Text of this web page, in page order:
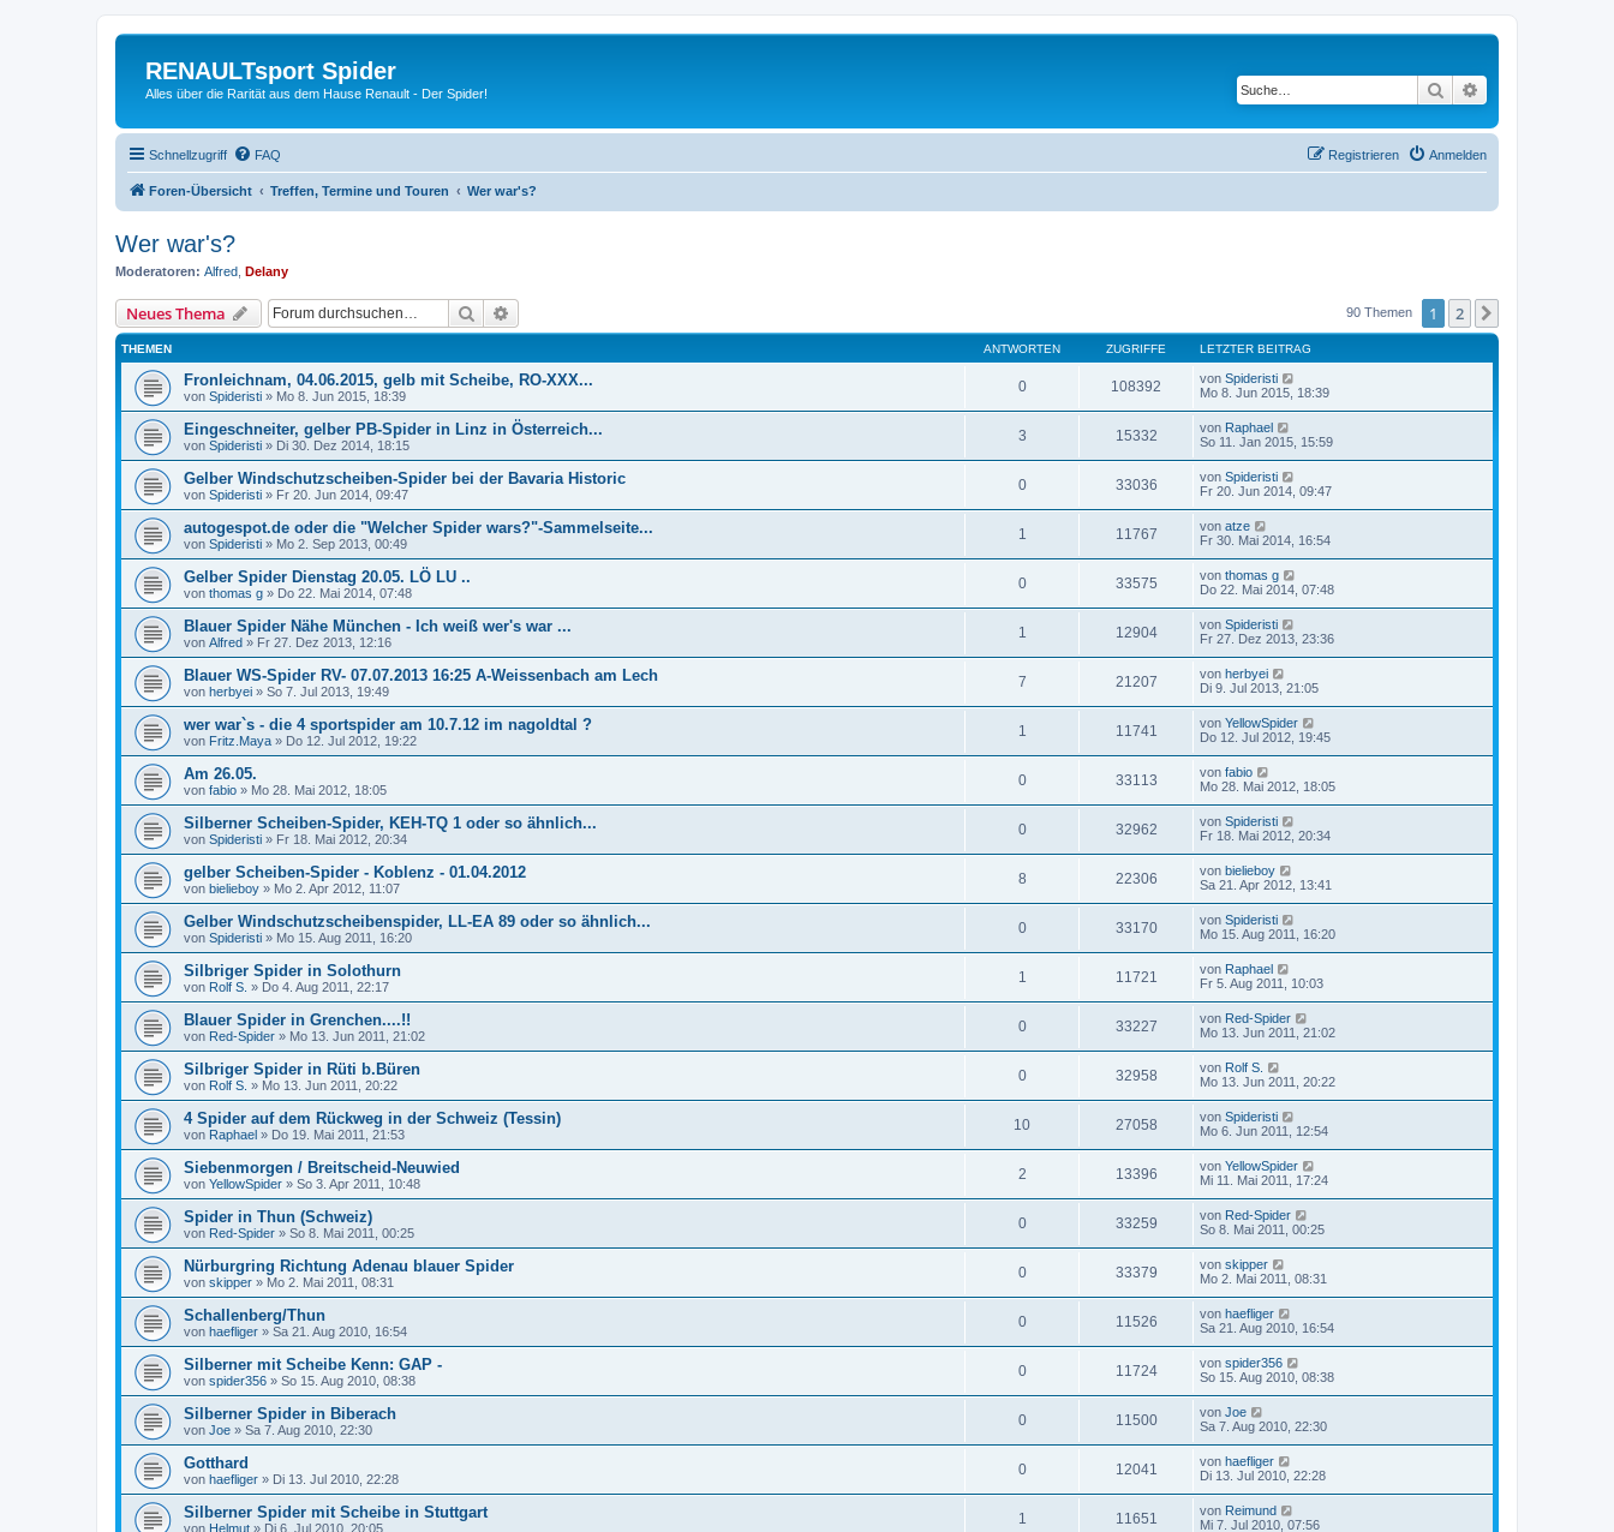
RENAULTsport Spider
Alles über die Rarität aus dem Hause Renault - Der Spider! Suche
Schnellzugriff FAQ Anmelden
Registrieren
Foren-Übersicht Treffen, Termine und Touren Wer war's?
Wer war's?
Moderatoren: Alfred Delany
Neues Thema Suche 90 Themen 1 2
THEMEN ANTWORTEN ZUGRIFFE LETZTER BEITRAG
Fronleichnam, 04.06.2015, gelb mit Scheibe, RO-XXX...
von Spideristi » Mo 8. Jun 2015, 18:39
0 108392 von Spideristi
Mo 8. Jun 2015, 18:39
Eingeschneiter, gelber PB-Spider in Linz in Österreich...
von Spideristi » Di 30. Dez 2014, 18:15
3 15332 von Raphael
So 11. Jan 2015, 15:59
Gelber Windschutzscheiben-Spider bei der Bavaria Historic
von Spideristi » Fr 20. Jun 2014, 09:47
0 33036 von Spideristi
Fr 20. Jun 2014, 09:47
autogespot.de oder die "Welcher Spider wars?"-Sammelseite...
von Spideristi » Mo 2. Sep 2013, 00:49
1 11767 von atze
Fr 30. Mai 2014, 16:54
Gelber Spider Dienstag 20.05. LÖ LU ..
von thomas g » Do 22. Mai 2014, 07:48
0 33575 von thomas g
Do 22. Mai 2014, 07:48
Blauer Spider Nähe München - Ich weiß wer's war ...
von Alfred » Fr 27. Dez 2013, 12:16
1 12904 von Spideristi
Fr 27. Dez 2013, 23:36
Blauer WS-Spider RV- 07.07.2013 16:25 A-Weissenbach am Lech
von herbyei » So 7. Jul 2013, 19:49
7 21207 von herbyei
Di 9. Jul 2013, 21:05
wer war`s - die 4 sportspider am 10.7.12 im nagoldtal ?
von Fritz.Maya » Do 12. Jul 2012, 19:22
1 11741 von YellowSpider
Do 12. Jul 2012, 19:45
Am 26.05.
von fabio » Mo 28. Mai 2012, 18:05
0 33113 von fabio
Mo 28. Mai 2012, 18:05
Silberner Scheiben-Spider, KEH-TQ 1 oder so ähnlich...
von Spideristi » Fr 18. Mai 2012, 20:34
0 32962 von Spideristi
Fr 18. Mai 2012, 20:34
gelber Scheiben-Spider - Koblenz - 01.04.2012
von bielieboy » Mo 2. Apr 2012, 11:07
8 22306 von bielieboy
Sa 21. Apr 2012, 13:41
Gelber Windschutzscheibenspider, LL-EA 89 oder so ähnlich...
von Spideristi » Mo 15. Aug 2011, 16:20
0 33170 von Spideristi
Mo 15. Aug 2011, 16:20
Silbriger Spider in Solothurn
von Rolf S. » Do 4. Aug 2011, 22:17
1 11721 von Raphael
Fr 5. Aug 2011, 10:03
Blauer Spider in Grenchen....!!
von Red-Spider » Mo 13. Jun 2011, 21:02
0 33227 von Red-Spider
Mo 13. Jun 2011, 21:02
Silbriger Spider in Rüti b.Büren
von Rolf S. » Mo 13. Jun 2011, 20:22
0 32958 von Rolf S.
Mo 13. Jun 2011, 20:22
4 Spider auf dem Rückweg in der Schweiz (Tessin)
von Raphael » Do 19. Mai 2011, 21:53
10 27058 von Spideristi
Mo 6. Jun 2011, 12:54
Siebenmorgen / Breitscheid-Neuwied
von YellowSpider » So 3. Apr 2011, 10:48
2 13396 von YellowSpider
Mi 11. Mai 2011, 17:24
Spider in Thun (Schweiz)
von Red-Spider » So 8. Mai 2011, 00:25
0 33259 von Red-Spider
So 8. Mai 2011, 00:25
Nürburgring Richtung Adenau blauer Spider
von skipper » Mo 2. Mai 2011, 08:31
0 33379 von skipper
Mo 2. Mai 2011, 08:31
Schallenberg/Thun
von haefliger » Sa 21. Aug 2010, 16:54
0 11526 von haefliger
Sa 21. Aug 2010, 16:54
Silberner mit Scheibe Kenn: GAP -
von spider356 » So 15. Aug 2010, 08:38
0 11724 von spider356
So 15. Aug 2010, 08:38
Silberner Spider in Biberach
von Joe » Sa 7. Aug 2010, 22:30
0 11500 von Joe
Sa 7. Aug 2010, 22:30
Gotthard
von haefliger » Di 13. Jul 2010, 22:28
0 12041 von haefliger
Di 13. Jul 2010, 22:28
Silberner Spider mit Scheibe in Stuttgart
von Helmut » Di 6. Jul 2010, 20:05
1 11651 von Reimund
Mi 7. Jul 2010, 07:56